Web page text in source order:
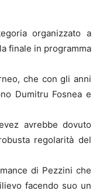
organizzato a
finale in programma
che con gli anni
Dumitru Fosnea e
avrebbe dovuto
regolarità del
di Pezzini che
facendo suo un